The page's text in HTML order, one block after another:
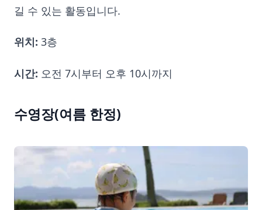
길 수 있는 활동입니다.
위치: 3층
시간: 오전 7시부터 오후 10시까지
수영장(여름 한정)